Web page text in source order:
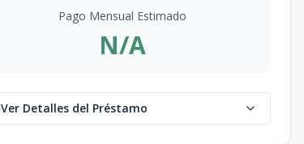
Pago Mensual Estimado
N/A
Ver Detalles del Préstamo